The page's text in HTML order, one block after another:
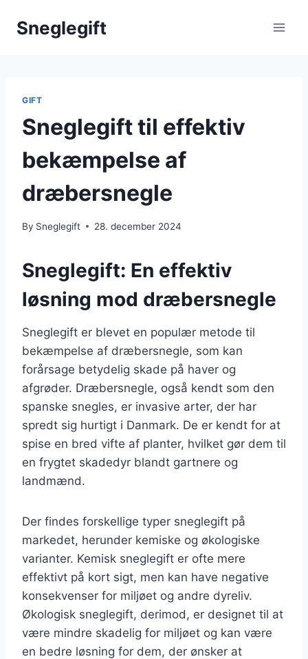
Sneglegift
GIFT
Sneglegift til effektiv
bekæmpelse af
dræbersnegle
By Sneglegift 28. december 2024
Sneglegift: En effektiv
løsning mod dræbersnegle
Sneglegift er blevet en populær metode til
bekæmpelse af dræbersnegle, som kan
forårsage betydelig skade på haver og
afgrøder. Dræbersnegle, også kendt som den
spanske snegles, er invasive arter, der har
spredt sig hurtigt i Danmark. De er kendt for at
spise en bred vifte af planter, hvilket gør dem til
en frygtet skadedyr blandt gartnere og
landmænd.
Der findes forskellige typer sneglegift på
markedet, herunder kemiske og økologiske
varianter. Kemisk sneglegift er ofte mere
effektivt på kort sigt, men kan have negative
konsekvenser for miljøet og andre dyreliv.
Økologisk sneglegift, derimod, er designet til at
være mindre skadelig for miljøet og kan være
en bedre løsning for dem, der ønsker at